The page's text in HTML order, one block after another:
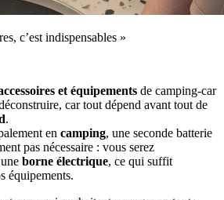
c’est indispensables »
et équipements de camping‑car
car tout dépend avant tout de
.
en camping, une seconde batterie
pas nécessaire : vous serez
borne électrique, ce qui suffit
équipements.